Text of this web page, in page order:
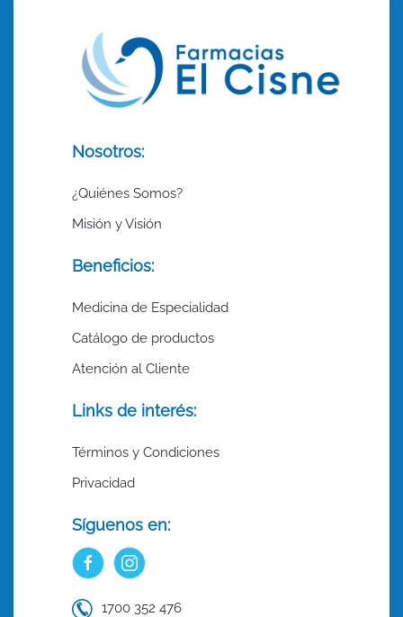
Nosotros:
¿Quiénes Somos?
Misión y Visión
Beneficios:
Medicina de Especialidad
Catálogo de productos
Atención al Cliente
Links de interés:
Términos y Condiciones
Privacidad
Síguenos en:
1700 352 476